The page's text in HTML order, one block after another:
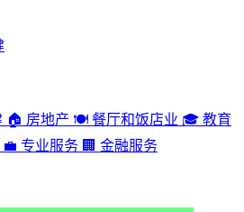
🏠 房地产 🍽️ 餐厅和饭店业 🎓 教育
💼 专业服务 🏢 金融服务